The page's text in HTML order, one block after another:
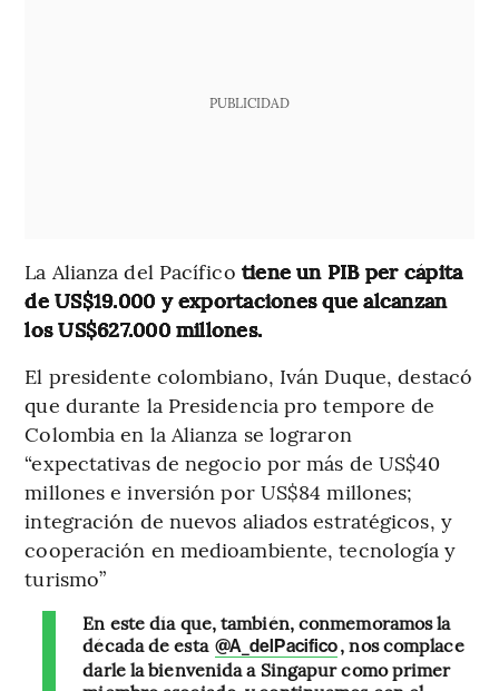
PUBLICIDAD
La Alianza del Pacífico tiene un PIB per cápita
de US$19.000 y exportaciones que alcanzan
los US$627.000 millones.
El presidente colombiano, Iván Duque, destacó
que durante la Presidencia pro tempore de
Colombia en la Alianza se lograron
“expectativas de negocio por más de US$40
millones e inversión por US$84 millones;
integración de nuevos aliados estratégicos, y
cooperación en medioambiente, tecnología y
turismo”
En este día que, también, conmemoramos la
década de esta @A_delPacifico, nos complace
darle la bienvenida a Singapur como primer